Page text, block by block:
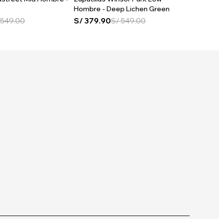
549.00
Hombre - Deep Lichen Green
S/ 379.90S/549.00